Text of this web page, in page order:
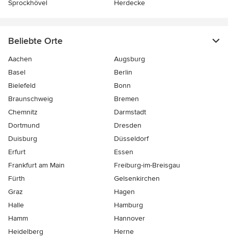
Sprockhövel Herdecke
Beliebte Orte
Aachen
Augsburg
Basel
Berlin
Bielefeld
Bonn
Braunschweig
Bremen
Chemnitz
Darmstadt
Dortmund
Dresden
Duisburg
Düsseldorf
Erfurt
Essen
Frankfurt am Main
Freiburg-im-Breisgau
Fürth
Gelsenkirchen
Graz
Hagen
Halle
Hamburg
Hamm
Hannover
Heidelberg
Herne